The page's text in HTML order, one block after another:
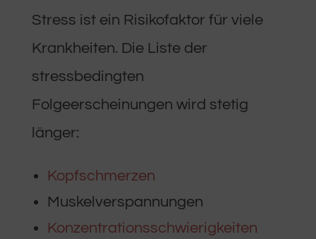
Stress ist ein Risikofaktor für viele
Krankheiten. Die Liste der
stressbedingten
Folgeerscheinungen wird stetig
länger:
Kopfschmerzen
Muskelverspannungen
Konzentrationsschwierigkeiten